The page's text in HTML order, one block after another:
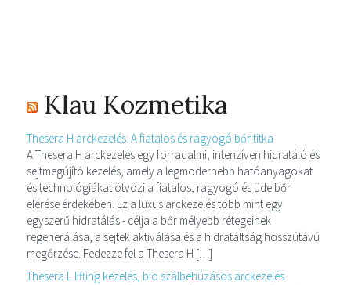
Klau Kozmetika
Thesera H arckezelés: A fiatalos és ragyogó bőr titka
A Thesera H arckezelés egy forradalmi, intenzíven hidratáló és
sejtmegújító kezelés, amely a legmodernebb hatóanyagokat
és technológiákat ötvözi a fiatalos, ragyogó és üde bőr
elérése érdekében. Ez a luxus arckezelés több mint egy
egyszerű hidratálás - célja a bőr mélyebb rétegeinek
regenerálása, a sejtek aktiválása és a hidratáltság hosszútávú
megőrzése. Fedezze fel a Thesera H […]
Thesera L lifting kezelés, bio szálbehúzásos arckezelés